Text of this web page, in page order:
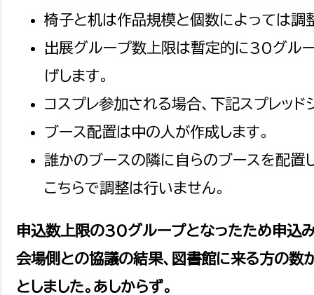
椅子と机は作品規模と個数によっては調
出展グループ数上限は暫定的に30グルー
げします。
コスプレ参加される場合、下記スプレッド
ブース配置は中の人が作成します。
誰かのブースの隣に自らのブースを配置
こちらで調整は行いません。
申込数上限の30グループとなったため申込み
会場側との協議の結果、図書館に来る方の数
としました。あしからず。